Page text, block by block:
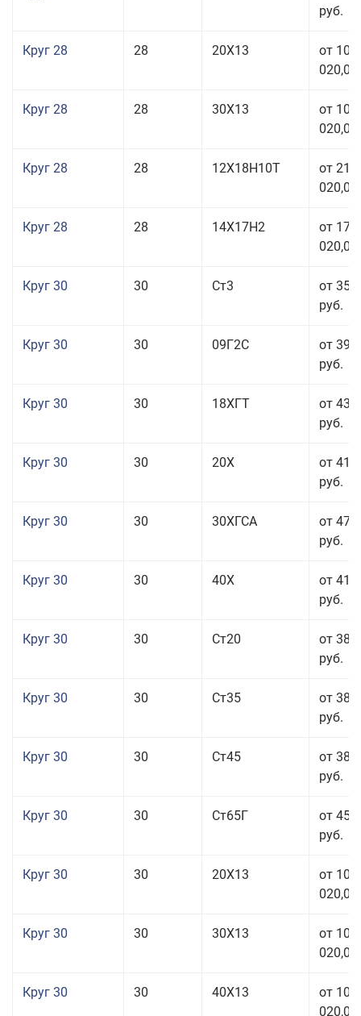
руб.
Круг 28 28 20Х13
от 103
020,00
Круг 28 28 30Х13
от 103
020,00
Круг 28 28 12Х18Н10Т
от 210
020,00
Круг 28 28 14Х17Н2
от 179
020,00
Круг 30 30 Ст3
от 35
руб.
Круг 30 30 09Г2С
от 39
руб.
Круг 30 30 18ХГТ
от 43
руб.
Круг 30 30 20Х
от 41
руб.
Круг 30 30 30ХГСА
от 47
руб.
Круг 30 30 40Х
от 41
руб.
Круг 30 30 Ст20
от 38
руб.
Круг 30 30 Ст35
от 38
руб.
Круг 30 30 Ст45
от 38
руб.
Круг 30 30 Ст65Г
от 45
руб.
Круг 30 30 20Х13
от 101
020,00
Круг 30 30 30Х13
от 101
020,00
Круг 30 30 40Х13
от 101
020,00